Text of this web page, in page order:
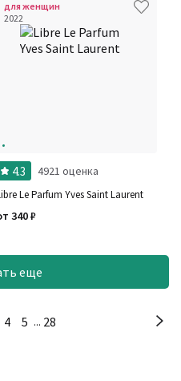
для женщин
2022
4.3 4921 оценка
Le Parfum Yves Saint Laurent
340₽
еще
4 5 ... 28